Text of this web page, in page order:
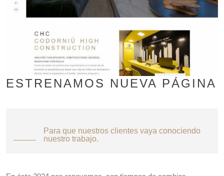
ESTRENAMOS NUEVA PÁGINA
Para que nuestros clientes vaya conociendo
nuestro trabajo.